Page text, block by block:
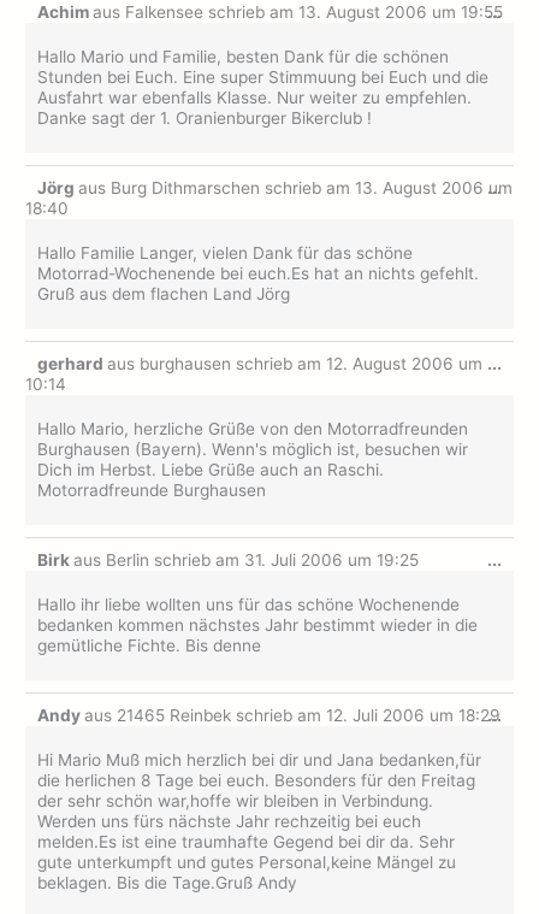
Achimaus Falkensee schrieb am 13. August 2006 um 19:55
Hallo Mario und Familie, besten Dank für die schönen
Stunden bei Euch. Eine super Stimmuung bei Euch und die
Ausfahrt war ebenfalls Klasse. Nur weiter zu empfehlen.
Danke sagt der 1. Oranienburger Bikerclub !
...
Jörgaus Burg Dithmarschen schrieb am 13. August 2006 um
18:40
Hallo Familie Langer, vielen Dank für das schöne
Motorrad-Wochenende bei euch.Es hat an nichts gefehlt.
Gruß aus dem flachen Land Jörg
...
gerhardaus burghausen schrieb am 12. August 2006 um
10:14
Hallo Mario, herzliche Grüße von den Motorradfreunden
Burghausen (Bayern). Wenn's möglich ist, besuchen wir
Dich im Herbst. Liebe Grüße auch an Raschi.
Motorradfreunde Burghausen
...
Birkaus Berlin schrieb am 31. Juli 2006 um 19:25
Hallo ihr liebe wollten uns für das schöne Wochenende
bedanken kommen nächstes Jahr bestimmt wieder in die
gemütliche Fichte. Bis denne
...
Andyaus 21465 Reinbek schrieb am 12. Juli 2006 um 18:29
Hi Mario Muß mich herzlich bei dir und Jana bedanken,für
die herlichen 8 Tage bei euch. Besonders für den Freitag
der sehr schön war,hoffe wir bleiben in Verbindung.
Werden uns fürs nächste Jahr rechzeitig bei euch
melden.Es ist eine traumhafte Gegend bei dir da. Sehr
gute unterkumpft und gutes Personal,keine Mängel zu
beklagen. Bis die Tage.Gruß Andy
...